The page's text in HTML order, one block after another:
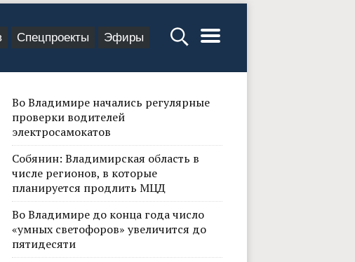
Спецпроекты Эфиры
Во Владимире начались регулярные
проверки водителей
электросамокатов
Собянин: Владимирская область в
числе регионов, в которые
планируется продлить МЦД
Во Владимире до конца года число
«умных светофоров» увеличится до
пятидесяти